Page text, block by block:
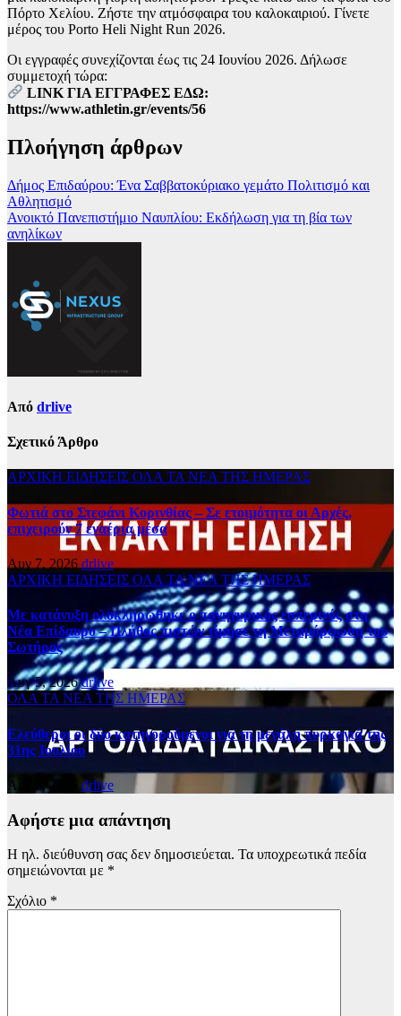
Πόρτο Χελίου. Ζήστε την ατμόσφαιρα του καλοκαιριού. Γίνετε
μέρος του Porto Heli Night Run 2026.
Οι εγγραφές συνεχίζονται έως τις 24 Ιουνίου 2026. Δήλωσε
συμμετοχή τώρα:
LINK ΓΙΑ ΕΓΓΡΑΦΕΣ ΕΔΩ:
https://www.athletin.gr/events/56
Πλοήγηση άρθρων
Δήμος Επιδαύρου: Ένα Σαββατοκύριακο γεμάτο Πολιτισμό και
Αθλητισμό
Ανοικτό Πανεπιστήμιο Ναυπλίου: Εκδήλωση για τη βία των
ανηλίκων
Από drlive
Σχετικό Άρθρο
ΑΡΧΙΚΗ ΕΙΔΗΣΕΙΣ ΟΛΑ ΤΑ ΝΕΑ ΤΗΣ ΗΜΕΡΑΣ
Φωτιά στο Στεφάνι Κορινθίας – Σε ετοιμότητα οι Αρχές,
επιχειρούν 7 εναέρια μέσα
Αυγ 7, 2026drlive
ΑΡΧΙΚΗ ΕΙΔΗΣΕΙΣ ΟΛΑ ΤΑ ΝΕΑ ΤΗΣ ΗΜΕΡΑΣ
Με κατάνυξη ολοκληρώθηκε ο πανηγυρικός εσπερινός στη
Νέα Επίδαυρο – Πλήθος πιστών τίμησε τη Μεταμόρφωση του
Σωτήρος
Αυγ 5, 2026drlive
ΟΛΑ ΤΑ ΝΕΑ ΤΗΣ ΗΜΕΡΑΣ
Ελεύθεροι οι δύο κατηγορούμενοι για τη μεγάλη πυρκαγιά της
31ης Ιουλίου
Αυγ 5, 2026 drlive
Αφήστε μια απάντηση
Η ηλ. διεύθυνση σας δεν δημοσιεύεται. Τα υποχρεωτικά πεδία
σημειώνονται με *
Σχόλιο *